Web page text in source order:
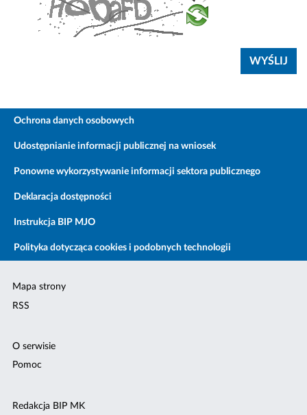
Ochrona danych osobowych
Udostępnianie informacji publicznej na wniosek
Ponowne wykorzystywanie informacji sektora publicznego
Deklaracja dostępności
Instrukcja BIP MJO
Polityka dotycząca cookies i podobnych technologii
Mapa strony
RSS
O serwisie
Pomoc
Redakcja BIP MK